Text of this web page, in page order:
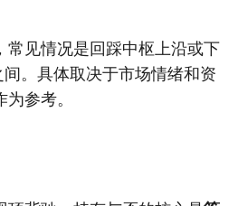
常见情况是回踩中枢上沿或下
。具体取决于市场情绪和资
参考。